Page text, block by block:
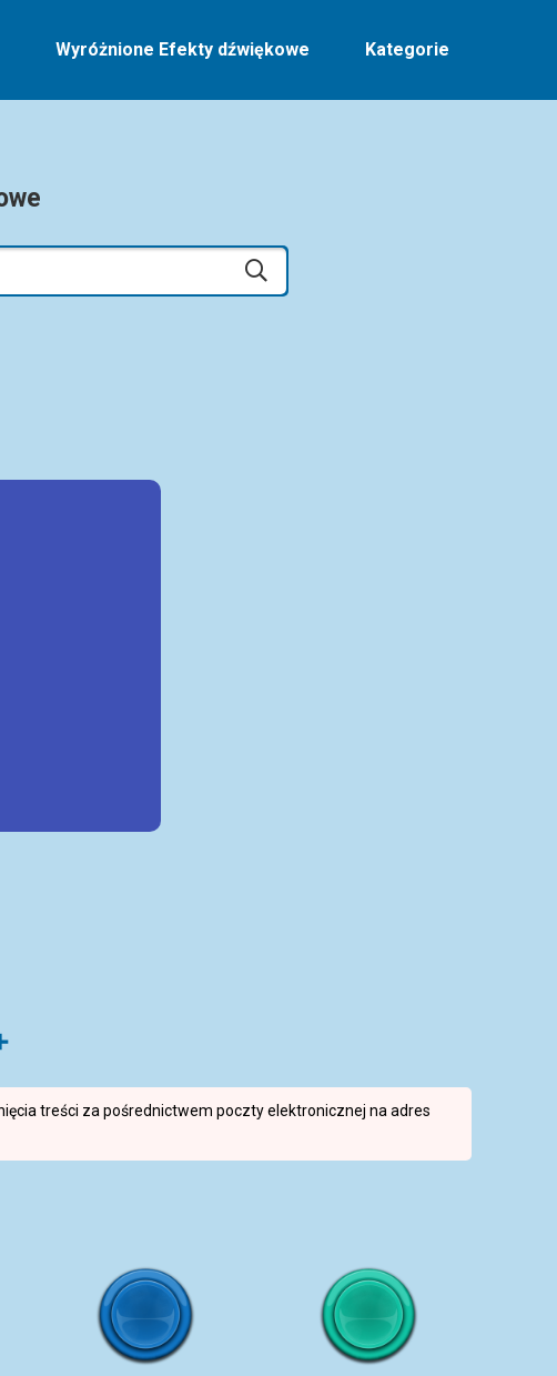
Wyróżnione Efekty dźwiękowe Kategorie
treści za pośrednictwem poczty elektronicznej na adres